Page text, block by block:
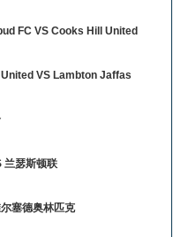
FC VS Cooks Hill United
VS Lambton Jaffas
兰瑟斯顿联
塞德奥林匹克